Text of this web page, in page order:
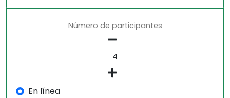
Número de participantes
En línea